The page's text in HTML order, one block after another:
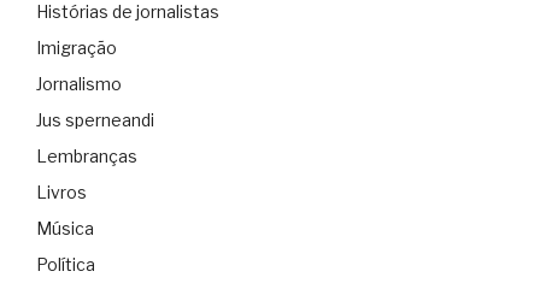
Histórias de jornalistas
Imigração
Jornalismo
Jus sperneandi
Lembranças
Livros
Música
Política